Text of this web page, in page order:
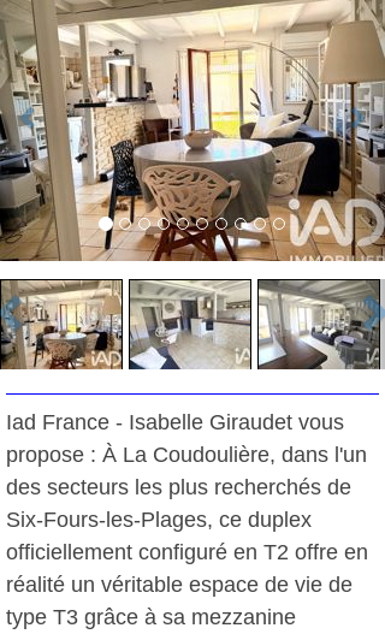
Iad France - Isabelle Giraudet vous
propose : À La Coudoulière, dans l'un
des secteurs les plus recherchés de
Six-Fours-les-Plages, ce duplex
officiellement configuré en T2 offre en
réalité un véritable espace de vie de
type T3 grâce à sa mezzanine